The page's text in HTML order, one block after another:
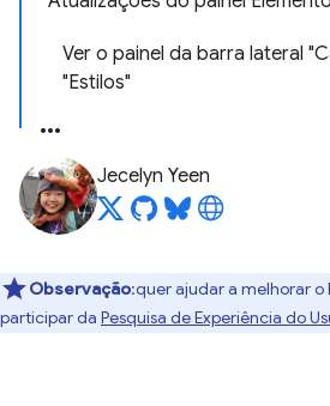
Ver o painel da barra lateral
"Estilos"
Jecelyn Yeen
Observação:quer ajudar a melhorar o
participar da Pesquisa de Experiência do